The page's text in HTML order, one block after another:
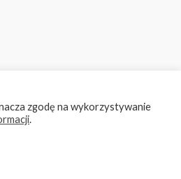
zgodę na wykorzystywanie
.